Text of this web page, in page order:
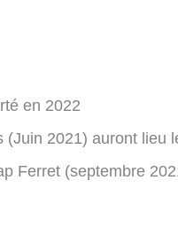
en 2022
(Juin 2021) auront
Ferret (septembre